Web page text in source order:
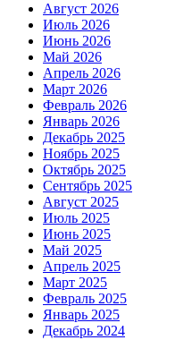
Август 2026
Июль 2026
Июнь 2026
Май 2026
Апрель 2026
Март 2026
Февраль 2026
Январь 2026
Декабрь 2025
Ноябрь 2025
Октябрь 2025
Сентябрь 2025
Август 2025
Июль 2025
Июнь 2025
Май 2025
Апрель 2025
Март 2025
Февраль 2025
Январь 2025
Декабрь 2024